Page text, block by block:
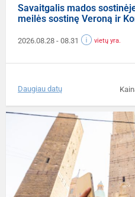
Savaitgalis mados
meilės sostinę Veroną ir
2026.08.28 - 08.31 vietų yra.
Daugiau datų